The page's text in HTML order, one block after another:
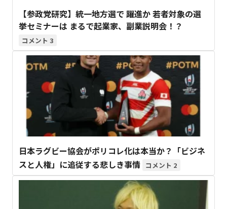
【参政党研究】統一地方選で 躍進か 若者対象の選
挙セミナーは まるで起業家、副業説明会！？
3
日本ラグビー協会がポリコレ化は本当か？「ビジネ
スと人権」に追従する悲しき事情
2